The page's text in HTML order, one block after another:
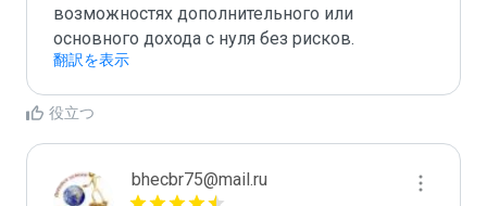
возможностях дополнительного или
основного дохода с нуля без рисков.
翻訳を表示
役立つ
bhecbr75@mail.ru